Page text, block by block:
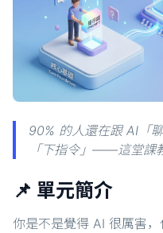
90% 的人還在跟 AI「
「下指令」——這堂課
📌 單元簡介
你是不是覺得 AI 很厲害